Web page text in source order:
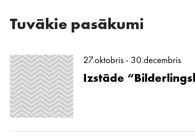
Tuvākie pasākumi
27.oktobris - 30.decembris
Izstāde